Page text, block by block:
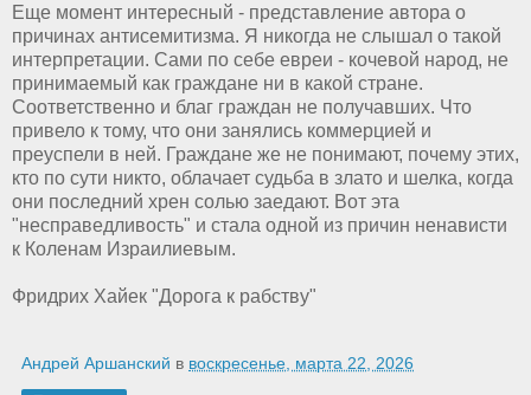
Еще момент интересный - представление автора о
причинах антисемитизма. Я никогда не слышал о такой
интерпретации. Сами по себе евреи - кочевой народ, не
принимаемый как граждане ни в какой стране.
Соответственно и благ граждан не получавших. Что
привело к тому, что они занялись коммерцией и
преуспели в ней. Граждане же не понимают, почему этих,
кто по сути никто, облачает судьба в злато и шелка, когда
они последний хрен солью заедают. Вот эта
"несправедливость" и стала одной из причин ненависти
к Коленам Израилиевым.
Фридрих Хайек "Дорога к рабству"
Андрей Аршанский в воскресенье, марта 22, 2026